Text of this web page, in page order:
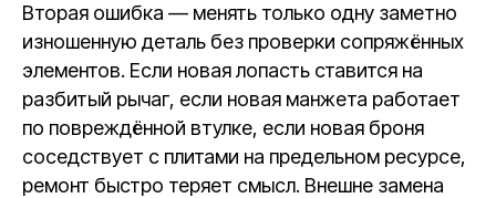
Вторая ошибка — менять только одну заметно
изношенную деталь без проверки сопряжённых
элементов. Если новая лопасть ставится на
разбитый рычаг, если новая манжета работает
по повреждённой втулке, если новая броня
соседствует с плитами на предельном ресурсе,
ремонт быстро теряет смысл. Внешне замена